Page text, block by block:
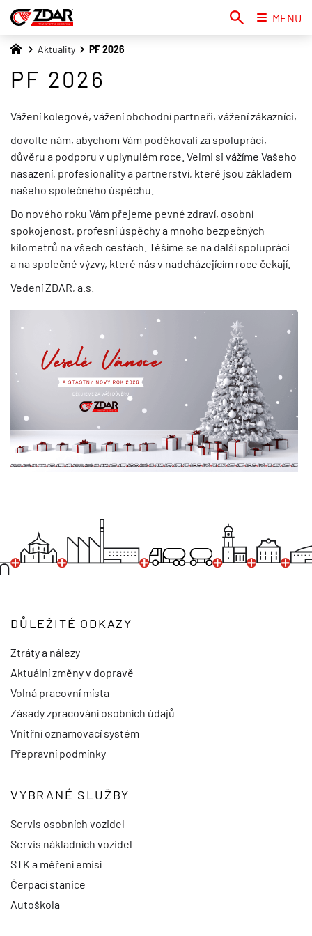
Aktuality PF 2026
PF 2026
Vážení kolegové, vážení obchodní partneři, vážení zákazníci,
dovolte nám, abychom Vám poděkovali za spolupráci,
důvěru a podporu v uplynulém roce. Velmi si vážíme Vašeho
nasazení, profesionality a partnerství, které jsou základem
našeho společného úspěchu.
Do nového roku Vám přejeme pevné zdraví, osobní
spokojenost, profesní úspěchy a mnoho bezpečných
kilometrů na všech cestách. Těšíme se na další spolupráci
a na společné výzvy, které nás v nadcházejícím roce čekají.
Vedení ZDAR, a.s.
DŮLEŽITÉ ODKAZY
Ztráty a nálezy
Aktuální změny v dopravě
Volná pracovní místa
Zásady zpracování osobních údajů
Vnitřní oznamovací systém
Přepravní podmínky
VYBRANÉ SLUŽBY
Servis osobních vozidel
Servis nákladních vozidel
STK a měření emisí
Čerpací stanice
Autoškola
MENU